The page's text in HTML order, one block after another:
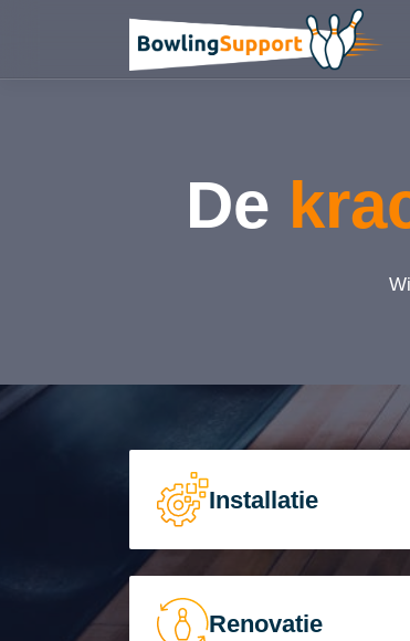
De
Installatie
Renovatie